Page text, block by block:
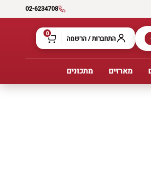
02-6234708
התחברות / הרשמה 0
מארזים מתכונים